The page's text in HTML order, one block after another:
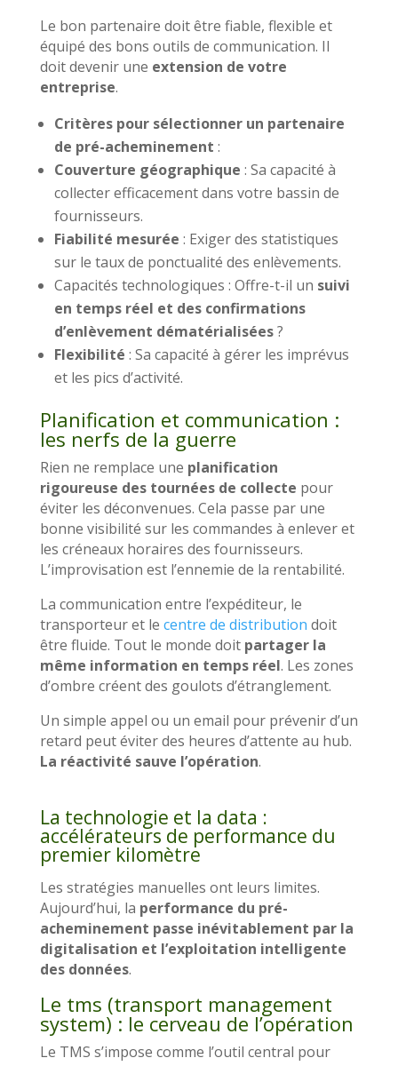
Le bon partenaire doit être fiable, flexible et
équipé des bons outils de communication. Il
doit devenir une extension de votre
entreprise.
Critères pour sélectionner un partenaire
de pré-acheminement :
Couverture géographique : Sa capacité à
collecter efficacement dans votre bassin de
fournisseurs.
Fiabilité mesurée : Exiger des statistiques
sur le taux de ponctualité des enlèvements.
Capacités technologiques : Offre-t-il un suivi
en temps réel et des confirmations
d’enlèvement dématérialisées?
Flexibilité : Sa capacité à gérer les imprévus
et les pics d’activité.
Planification et communication :
les nerfs de la guerre
Rien ne remplace une planification
rigoureuse des tournées de collecte pour
éviter les déconvenues. Cela passe par une
bonne visibilité sur les commandes à enlever et
les créneaux horaires des fournisseurs.
L’improvisation est l’ennemie de la rentabilité.
La communication entre l’expéditeur, le
transporteur et le centre de distribution doit
être fluide. Tout le monde doit partager la
même information en temps réel. Les zones
d’ombre créent des goulots d’étranglement.
Un simple appel ou un email pour prévenir d’un
retard peut éviter des heures d’attente au hub.
La réactivité sauve l’opération.
La technologie et la data :
accélérateurs de performance du
premier kilomètre
Les stratégies manuelles ont leurs limites.
Aujourd’hui, la performance du pré-
acheminement passe inévitablement par la
digitalisation et l’exploitation intelligente
des données.
Le tms (transport management
system) : le cerveau de l’opération
Le TMS s’impose comme l’outil central pour